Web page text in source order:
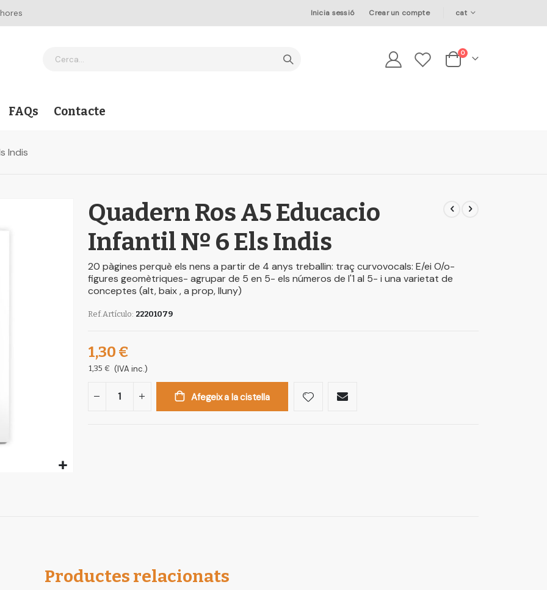
Inicia sessió Crear un compte Language
cat
Cesta
0elements
FAQs Contacte
Indis
Quadern Ros A5 Educacio
Infantil Nº 6 Els Indis
20 pàgines perquè els nens a partir de 4 anys treballin: traç curvovocals: E/ei O/o-
figures geomètriques- agrupar de 5 en 5- els números de l'1 al 5- i una varietat de
conceptes (alt, baix , a prop, lluny)
Ref.Artículo 22201079
1,30 €
1,35 € (IVA inc.)
Afegeix a la cistella
Productes relacionats